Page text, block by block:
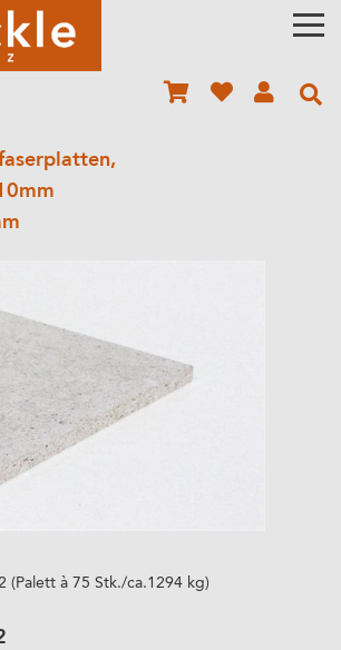
(Palett à 75 Stk./ca.1294 kg)